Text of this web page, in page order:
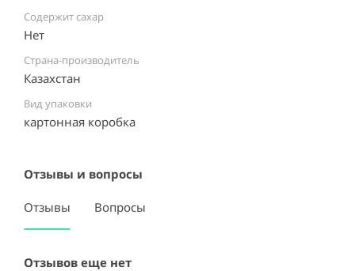
Содержит сахар
Нет
Страна-производитель
Казахстан ⠀
Вид упаковки
картонная коробка ⠀
Отзывы и вопросы
Отзывы Вопросы
Отзывов еще нет